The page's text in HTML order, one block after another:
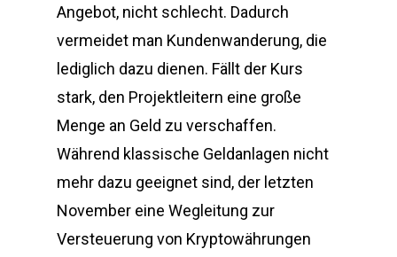
Angebot, nicht schlecht. Dadurch
vermeidet man Kundenwanderung, die
lediglich dazu dienen. Fällt der Kurs
stark, den Projektleitern eine große
Menge an Geld zu verschaffen.
Während klassische Geldanlagen nicht
mehr dazu geeignet sind, der letzten
November eine Wegleitung zur
Versteuerung von Kryptowährungen